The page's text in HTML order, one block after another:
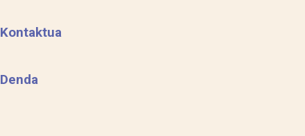
Kontaktua
Denda